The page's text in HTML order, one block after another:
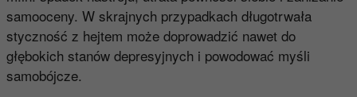
samooceny. W skrajnych przypadkach długotrwała
styczność z hejtem może doprowadzić nawet do
głębokich stanów depresyjnych i powodować myśli
samobójcze.